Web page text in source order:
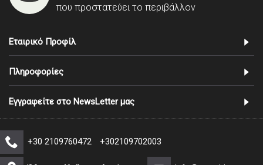
που προστατεύει το περιβάλλον
Εταιρικό Προφίλ
Πληροφορίες
Εγγραφείτε στο NewsLetter μας
+30 2109760472 +302109702003